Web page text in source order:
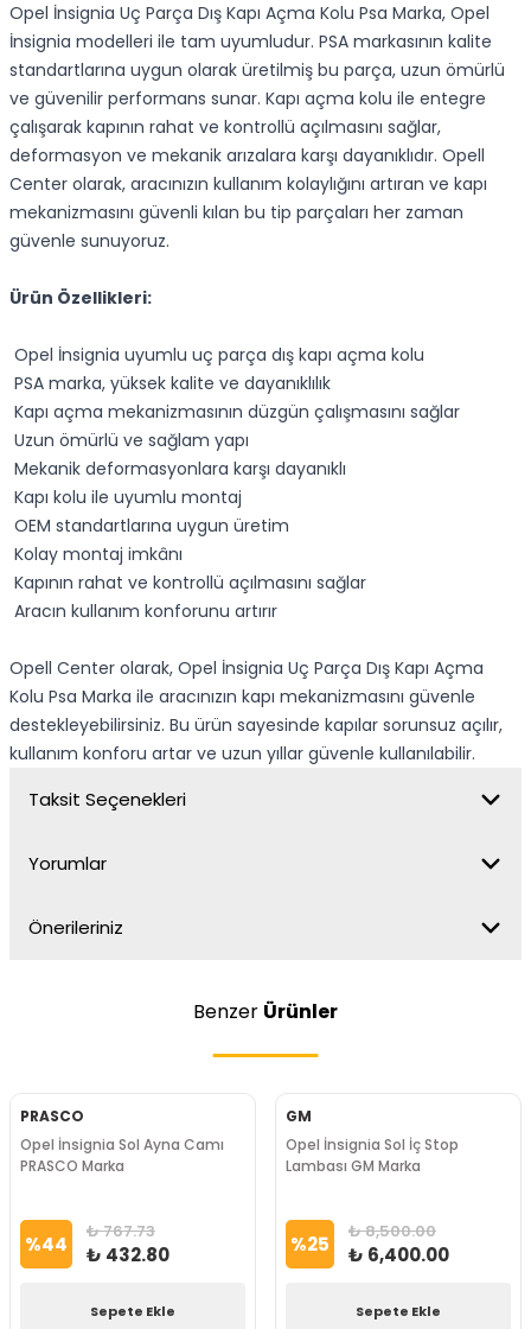
Opel İnsignia Uç Parça Dış Kapı Açma Kolu Psa Marka, Opel
İnsignia modelleri ile tam uyumludur. PSA markasının kalite
standartlarına uygun olarak üretilmiş bu parça, uzun ömürlü
ve güvenilir performans sunar. Kapı açma kolu ile entegre
çalışarak kapının rahat ve kontrollü açılmasını sağlar,
deformasyon ve mekanik arızalara karşı dayanıklıdır. Opell
Center olarak, aracınızın kullanım kolaylığını artıran ve kapı
mekanizmasını güvenli kılan bu tip parçaları her zaman
güvenle sunuyoruz.
Ürün Özellikleri:
Opel İnsignia uyumlu uç parça dış kapı açma kolu
PSA marka, yüksek kalite ve dayanıklılık
Kapı açma mekanizmasının düzgün çalışmasını sağlar
Uzun ömürlü ve sağlam yapı
Mekanik deformasyonlara karşı dayanıklı
Kapı kolu ile uyumlu montaj
OEM standartlarına uygun üretim
Kolay montaj imkânı
Kapının rahat ve kontrollü açılmasını sağlar
Aracın kullanım konforunu artırır
Opell Center olarak, Opel İnsignia Uç Parça Dış Kapı Açma
Kolu Psa Marka ile aracınızın kapı mekanizmasını güvenle
destekleyebilirsiniz. Bu ürün sayesinde kapılar sorunsuz açılır,
kullanım konforu artar ve uzun yıllar güvenle kullanılabilir.
Taksit Seçenekleri
Yorumlar
Önerileriniz
Benzer Ürünler
PRASCO
Opel İnsignia Sol Ayna Camı
PRASCO Marka
%44 ₺ 767.73
₺ 432.80
Sepete Ekle
GM
Opel İnsignia Sol İç Stop
Lambası GM Marka
%25 ₺ 8,500.00
₺ 6,400.00
Sepete Ekle